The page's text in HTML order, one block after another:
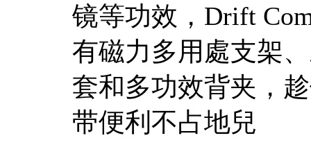
镜等功效，Drift
有磁力多用處支架
套和多功效背夹，
带便利不占地兒